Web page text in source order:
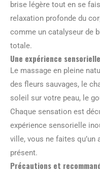
brise légère tout en se
relaxation profonde du
comme un catalyseur de
totale.
Une expérience
Le massage en pleine
des fleurs sauvages, le
soleil sur votre peau, le
Chaque sensation est
expérience sensorielle
ville, vous ne faites
présent.
Précautions et